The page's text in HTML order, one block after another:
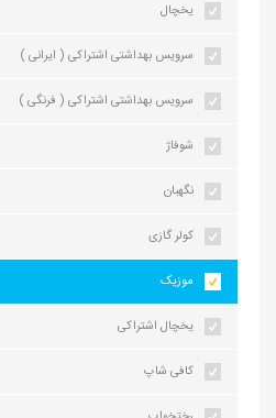
یخچال
سرویس بهداشتی اشتراکی ( ایرانی )
سرویس بهداشتی اشتراکی ( فرنگی )
شوفاژ
نگهبان
کولر گازی
موزیک
یخچال اشتراکی
کافی شاپ